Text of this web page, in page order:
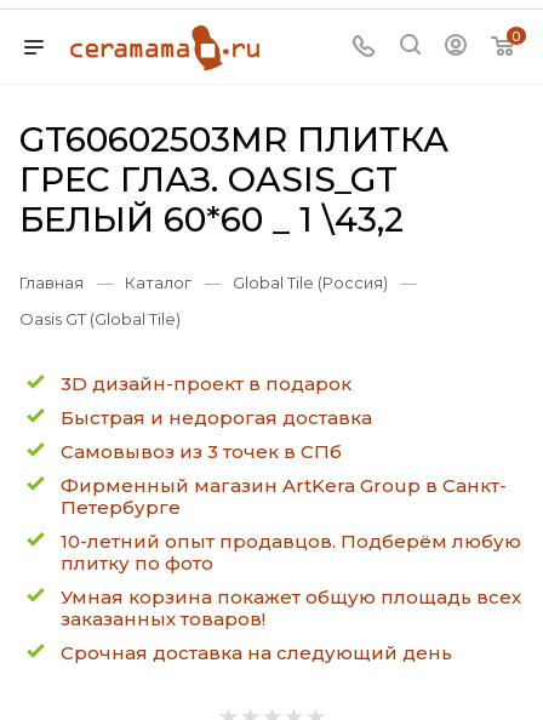
0
GT60602503MR ПЛИТКА
ГРЕС ГЛАЗ. OASIS_GT
БЕЛЫЙ 60*60 _ 1 \43,2
Главная — Каталог — Global Tile (Россия)
—
Oasis GT (Global Tile)
3D дизайн-проект в подарок
Быстрая и недорогая доставка
Самовывоз из 3 точек в СПб
Фирменный магазин ArtKera Group в Санкт-
Петербурге
10-летний опыт продавцов. Подберём любую
плитку по фото
Умная корзина покажет общую площадь всех
заказанных товаров!
Срочная доставка на следующий день